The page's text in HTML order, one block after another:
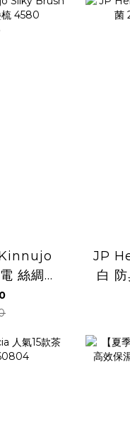
Kinnujo
絲綢晶
JP
白